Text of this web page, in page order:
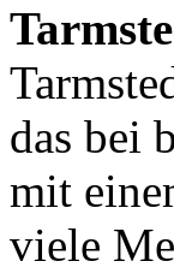
das bei
mit
viele